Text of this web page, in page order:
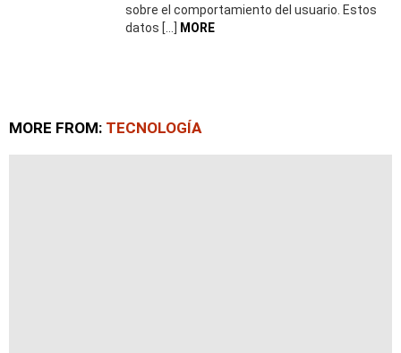
sobre el comportamiento del usuario. Estos
datos […]
MORE
MORE FROM: TECNOLOGÍA